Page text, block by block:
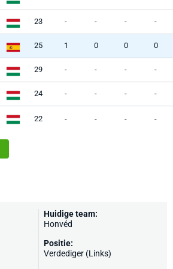
23 - - - -
25 1 0 0 0
29 - - - -
24 - - - -
22 - - - -
Huidige team:
Honvéd
Positie:
Verdediger (Links)